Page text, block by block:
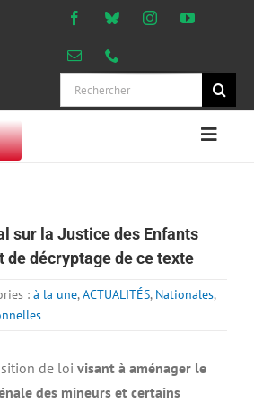
Rechercher:
ORIENTATIONS
PROFESSIONNELLES
DROITS DES
PUBLICATIONS
sur la Justice des Enfants
de décryptage de ce texte
: à la une,ACTUALITÉS, Nationales,
de loi visant à aménager le
des mineurs et certains